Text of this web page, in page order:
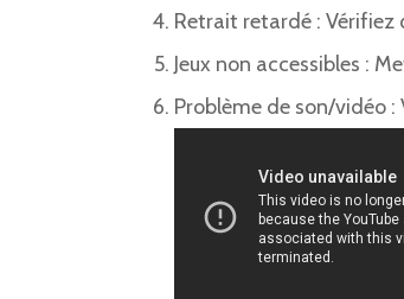
Retrait retardé : Vérifiez
Jeux non accessibles :
Problème de son/vidéo